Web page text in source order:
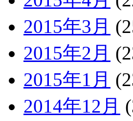
2015年3月
2015年2月
2015年1月
2014年12月